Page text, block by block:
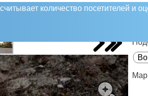
количество посетителей и